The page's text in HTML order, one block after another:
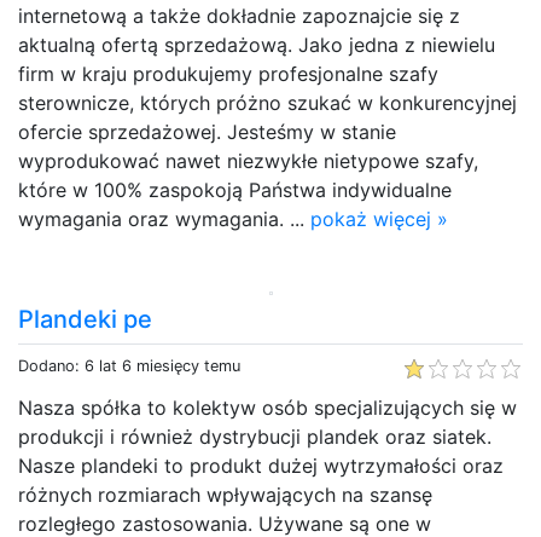
internetową a także dokładnie zapoznajcie się z
aktualną ofertą sprzedażową. Jako jedna z niewielu
firm w kraju produkujemy profesjonalne szafy
sterownicze, których próżno szukać w konkurencyjnej
ofercie sprzedażowej. Jesteśmy w stanie
wyprodukować nawet niezwykłe nietypowe szafy,
które w 100% zaspokoją Państwa indywidualne
wymagania oraz wymagania. ... pokaż więcej »
Plandeki pe
Dodano: 6 lat 6 miesięcy temu
Nasza spółka to kolektyw osób specjalizujących się w
produkcji i również dystrybucji plandek oraz siatek.
Nasze plandeki to produkt dużej wytrzymałości oraz
różnych rozmiarach wpływających na szansę
rozległego zastosowania. Używane są one w